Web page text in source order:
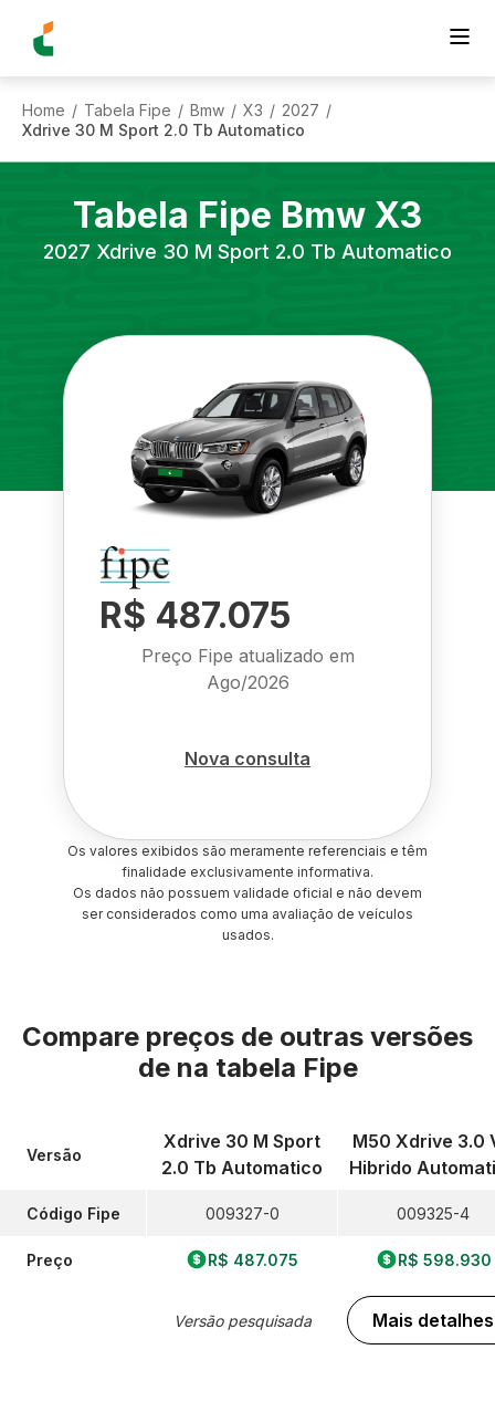
Home / Tabela Fipe / Bmw / X3 / 2027 /
Xdrive 30 M Sport 2.0 Tb Automatico
Tabela Fipe Bmw X3
2027 Xdrive 30 M Sport 2.0 Tb Automatico
R$ 487.075
Preço Fipe atualizado em
Ago/2026
Nova consulta
Os valores exibidos são meramente referenciais e têm
finalidade exclusivamente informativa.
Os dados não possuem validade oficial e não devem
ser considerados como uma avaliação de veículos
usados.
Compare preços de outras versões
de na tabela Fipe
Versão
Código Fipe
Preço
Xdrive 30 M Sport
2.0 Tb Automatico
009327-0
R$ 487.075
Versão pesquisada
M50 Xdrive 3.0
Hibrido
009325-4
R$ 598.930
Mais detalhes